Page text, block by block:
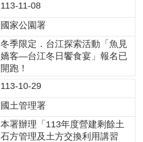
113-11-08
國家公園署
冬季限定．台江探索活動「魚見
嬌客—台江冬日饗食宴」報名已
開跑！
113-10-29
國土管理署
本署辦理「113年度營建剩餘土
石方管理及土方交換利用講習